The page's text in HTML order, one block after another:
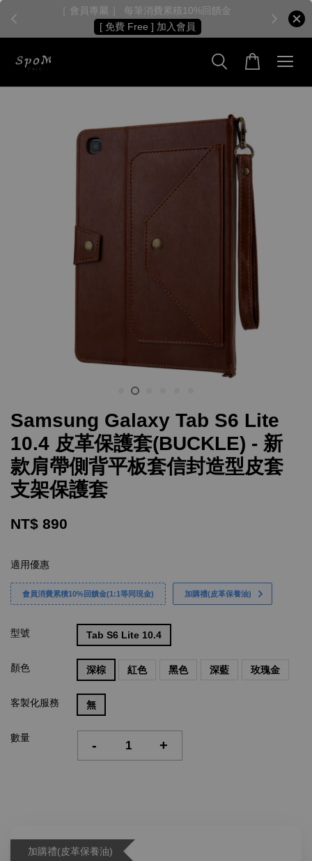
［ 會員專屬 ］ 每筆消費累積10%回饋金
[ 免費 Free ] 加入會員
Samsung Galaxy Tab S6 Lite
10.4 皮革保護套(BUCKLE) - 新
款肩帶側背平板套信封造型皮套
支架保護套
NT$ 890
適用優惠
會員消費累積10%回饋金(1:1等同現金) 加購禮(皮革保養油)
型號 Tab S6 Lite 10.4
顏色 深棕 紅色 黑色 深藍 玫瑰金
客製化服務 無
數量 - +
加購禮(皮革保養油)